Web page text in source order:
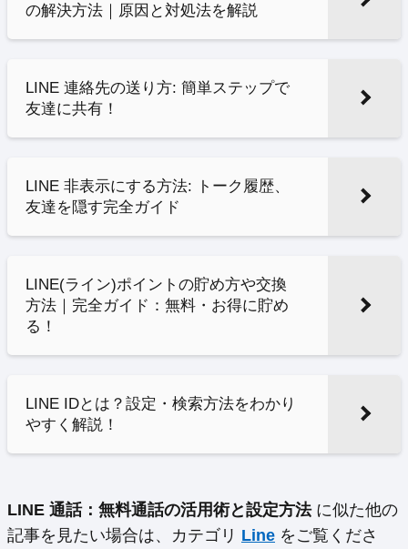
の解決方法｜原因と対処法を解説
LINE 連絡先の送り方: 簡単ステップで
友達に共有！
LINE 非表示にする方法: トーク履歴、
友達を隠す完全ガイド
LINE(ライン)ポイントの貯め方や交換
方法｜完全ガイド：無料・お得に貯め
る！
LINE IDとは？設定・検索方法をわかり
やすく解説！
LINE 通話：無料通話の活用術と設定方法に似た他の
記事を見たい場合は、カテゴリ Line をご覧くださ